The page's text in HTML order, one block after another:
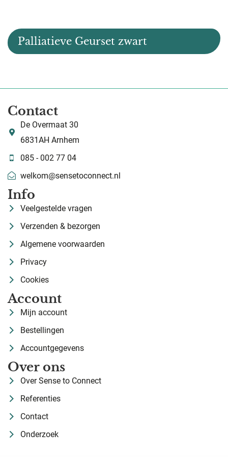
Palliatieve Geurset zwart
Contact
De Overmaat 30
6831AH Arnhem
085 - 002 77 04
welkom@sensetoconnect.nl
Info
Veelgestelde vragen
Verzenden & bezorgen
Algemene voorwaarden
Privacy
Cookies
Account
Mijn account
Bestellingen
Accountgegevens
Over ons
Over Sense to Connect
Referenties
Contact
Onderzoek